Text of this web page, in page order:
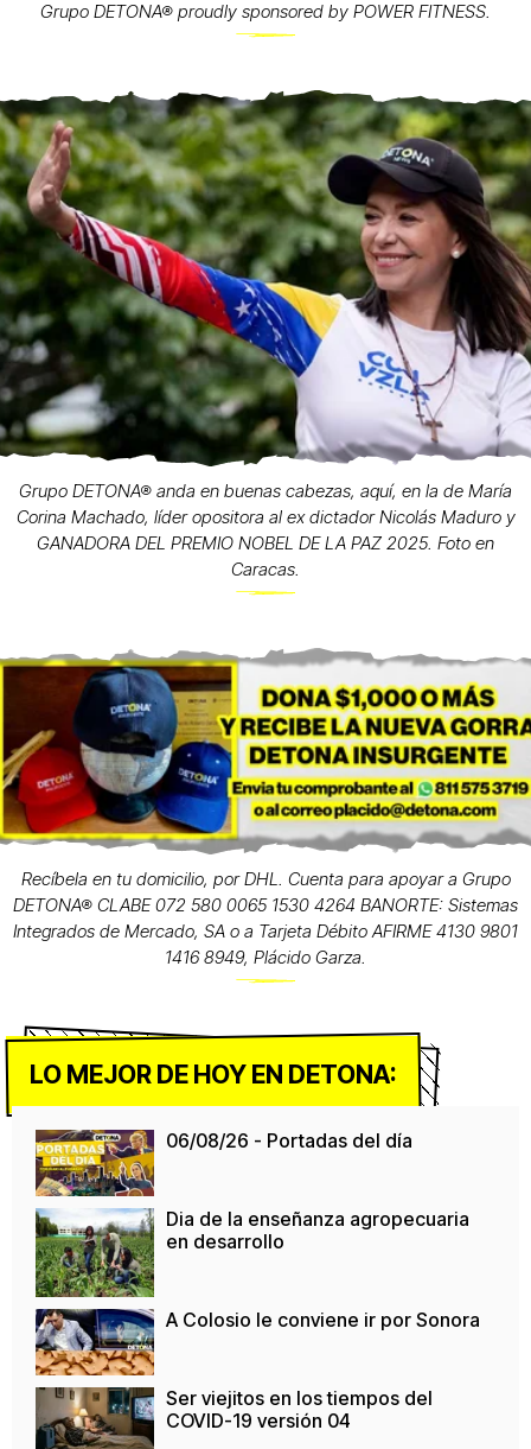
Grupo DETONA® proudly sponsored by POWER FITNESS.
Grupo DETONA® anda en buenas cabezas, aquí, en la de María
Corina Machado, líder opositora al ex dictador Nicolás Maduro y
GANADORA DEL PREMIO NOBEL DE LA PAZ 2025. Foto en
Caracas.
Recíbela en tu domicilio, por DHL. Cuenta para apoyar a Grupo
DETONA® CLABE 072 580 0065 1530 4264 BANORTE: Sistemas
Integrados de Mercado, SA o a Tarjeta Débito AFIRME 4130 9801
1416 8949, Plácido Garza.
LO MEJOR DE HOY EN DETONA:
06/08/26 - Portadas del día
Dia de la enseñanza agropecuaria
en desarrollo
A Colosio le conviene ir por Sonora
Ser viejitos en los tiempos del
COVID-19 versión 04